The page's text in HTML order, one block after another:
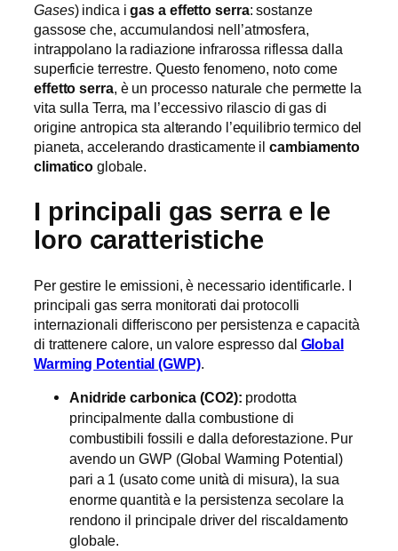
Gases) indica igas a effetto serra: sostanze
gassose che, accumulandosi nell’atmosfera,
intrappolano la radiazione infrarossa riflessa dalla
superficie terrestre. Questo fenomeno, noto come
effetto serra, è un processo naturale che permette la
vita sulla Terra, ma l’eccessivo rilascio di gas di
origine antropica sta alterando l’equilibrio termico del
pianeta, accelerando drasticamente ilcambiamento
climatico globale.
I principali gas serra e le
loro caratteristiche
Per gestire le emissioni, è necessario identificarle. I
principali gas serra monitorati dai protocolli
internazionali differiscono per persistenza e capacità
di trattenere calore, un valore espresso dal Global
Warming Potential (GWP).
Anidride carbonica (CO2): prodotta
principalmente dalla combustione di
combustibili fossili e dalla deforestazione. Pur
avendo un GWP (Global Warming Potential)
pari a 1 (usato come unità di misura), la sua
enorme quantità e la persistenza secolare la
rendono il principale driver del riscaldamento
globale.